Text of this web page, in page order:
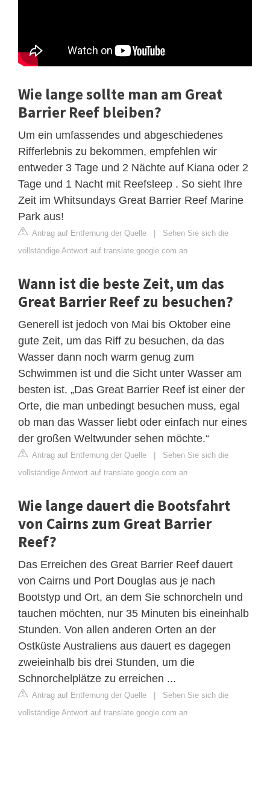
Wie lange sollte man am Great
Barrier Reef bleiben?
Um ein umfassendes und abgeschiedenes
Rifferlebnis zu bekommen, empfehlen wir
entweder 3 Tage und 2 Nächte auf Kiana oder 2
Tage und 1 Nacht mit Reefsleep . So sieht Ihre
Zeit im Whitsundays Great Barrier Reef Marine
Park aus!
Antrag auf Entfernung der Quelle | Sehen Sie sich die
vollständige Antwort auf translate.google.com an
Wann ist die beste Zeit, um das
Great Barrier Reef zu besuchen?
Generell ist jedoch von Mai bis Oktober eine
gute Zeit, um das Riff zu besuchen, da das
Wasser dann noch warm genug zum
Schwimmen ist und die Sicht unter Wasser am
besten ist. „Das Great Barrier Reef ist einer der
Orte, die man unbedingt besuchen muss, egal
ob man das Wasser liebt oder einfach nur eines
der großen Weltwunder sehen möchte.“
Antrag auf Entfernung der Quelle | Sehen Sie sich die
vollständige Antwort auf translate.google.com an
Wie lange dauert die Bootsfahrt
von Cairns zum Great Barrier
Reef?
Das Erreichen des Great Barrier Reef dauert
von Cairns und Port Douglas aus je nach
Bootstyp und Ort, an dem Sie schnorcheln und
tauchen möchten, nur 35 Minuten bis eineinhalb
Stunden. Von allen anderen Orten an der
Ostküste Australiens aus dauert es dagegen
zweieinhalb bis drei Stunden, um die
Schnorchelplätze zu erreichen ...
Antrag auf Entfernung der Quelle | Sehen Sie sich die
vollständige Antwort auf translate.google.com an